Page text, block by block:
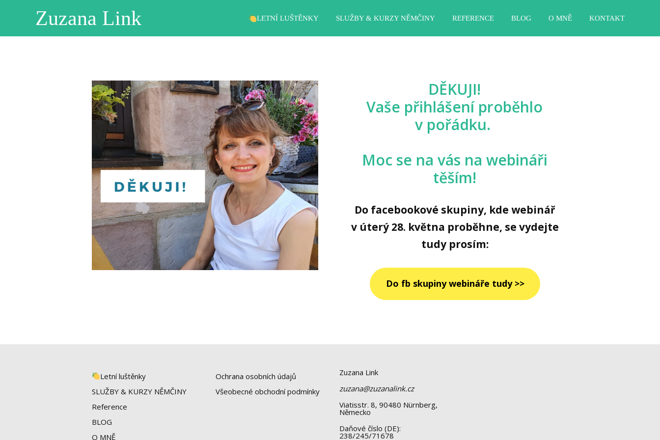
Zuzana Link LETNÍ LUŠTĚNKY SLUŽBY & KURZY NĚMČINY REFERENCE BLOG O MNĚ KONTAKT
DĚKUJI!
Vaše přihlášení proběhlo
v pořádku.
Moc se na vás na webináři
těším!
Do facebookové skupiny, kde webinář
v úterý 28. května proběhne, se vydejte
tudy prosím:
Do fb skupiny webináře tudy >>
Letní luštěnky
SLUŽBY & KURZY NĚMČINY
Reference
BLOG
O MNĚ
Ochrana osobních údajů
Všeobecné obchodní podmínky
Zuzana Link
zuzana@zuzanalink.cz
Viatisstr. 8, 90480 Nürnberg,
Německo
Daňové číslo (DE):
238/245/71678